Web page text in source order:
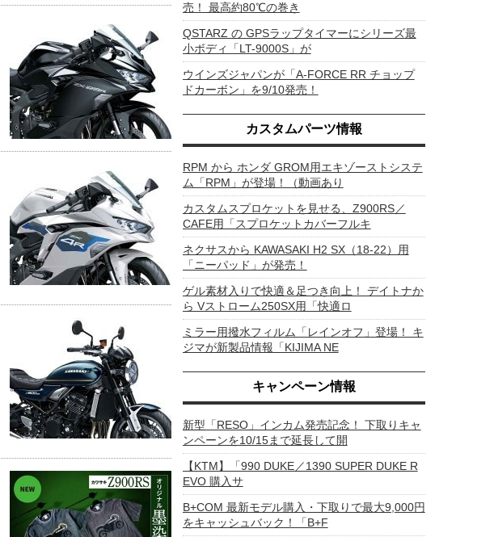
売！ 最高約80℃の巻き
QSTARZ の GPSラップタイマーにシリーズ最
小ボディ「LT-9000S」が
ウインズジャパンが「A-FORCE RR チョップ
ドカーボン」を9/10発売！
カスタムパーツ情報
RPM から ホンダ GROM用エキゾーストシステ
ム「RPM」が登場！（動画あり
カスタムスプロケットを見せる、Z900RS／
CAFE用「スプロケットカバーフルキ
ネクサスから KAWASAKI H2 SX（18-22）用
「ニーパッド」が発売！
ゲル素材入りで快適＆足つき向上！ デイトナか
ら Vストローム250SX用「快適ロ
ミラー用撥水フィルム「レインオフ」登場！ キ
ジマが新製品情報「KIJIMA NE
キャンペーン情報
新型「RESO」インカム発売記念！ 下取りキャ
ンペーンを10/15まで延長して開
【KTM】「990 DUKE／1390 SUPER DUKE R
EVO 購入サ
B+COM 最新モデル購入・下取りで最大9,000円
をキャッシュバック！「B+F